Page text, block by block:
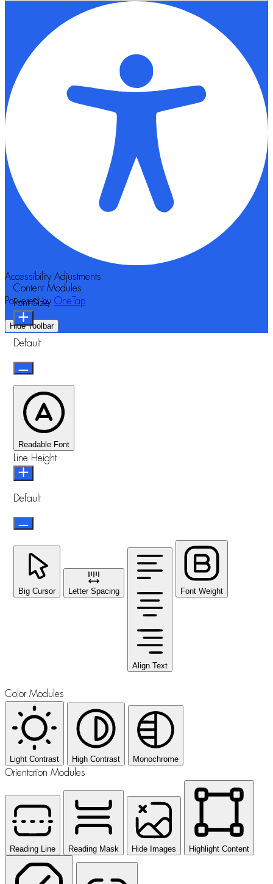
Accessibility Adjustments
Powered by OneTap
Hide Toolbar
Content Modules
Font Size
Default
Readable Font
Line Height
Default
Big Cursor Letter Spacing
Align Text
Font Weight
Color Modules
Light Contrast High Contrast Monochrome
Orientation Modules
Reading Line Reading Mask Hide Images Highlight Content